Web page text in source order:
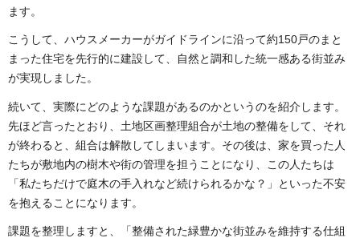
ます。
こうして、ハウスメーカーがガイドラインに沿って約150戸のまと
まった住宅を先行的に建設して、自然と調和した統一感ある街並み
が実現しました。
続いて、実際にどのような課題があるのかというのを紹介します。
先ほど言ったとおり、土地区画整理組合が土地の整備をして、それ
が終わると、組合は解散してしまいます。その後は、家を買った人
たちが敷地内の樹木や街の管理を担うことになり、この人たちは
「私たちだけで庭木の手入れなど続けられるかな？」といった不安
を抱えることになります。
課題を整理しますと、「整備された緑豊かな街並みを維持する仕組